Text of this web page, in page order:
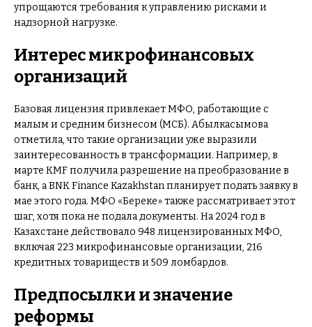
упрощаются требования к управлению рисками и
надзорной нагрузке.
Интерес микрофинансовых
организаций
Базовая лицензия привлекает МФО, работающие с
малым и средним бизнесом (МСБ). Абылкасымова
отметила, что такие организации уже выразили
заинтересованность в трансформации. Например, в
марте KMF получила разрешение на преобразование в
банк, а BNK Finance Kazakhstan планирует подать заявку в
мае этого года. МФО «Береке» также рассматривает этот
шаг, хотя пока не подала документы. На 2024 год в
Казахстане действовало 948 лицензированных МФО,
включая 223 микрофинансовые организации, 216
кредитных товариществ и 509 ломбардов.
Предпосылки и значение
реформы